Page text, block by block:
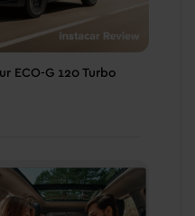
ECO-G 120 Turbo